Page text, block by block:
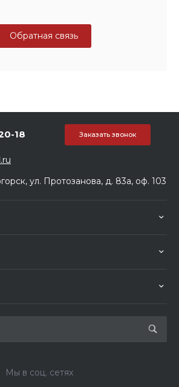
Обратная связь
18 Заказать звонок
ул. Протозанова, д. 83а, оф. 103
Мы в соц. сетях